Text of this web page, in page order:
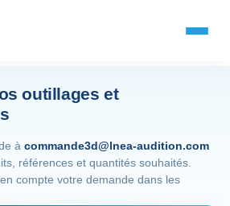
outillages et
à commande3d@lnea-audition.com
références et quantités souhaités.
compte votre demande dans les